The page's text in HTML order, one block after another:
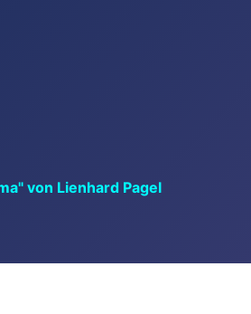
von Lienhard Pagel